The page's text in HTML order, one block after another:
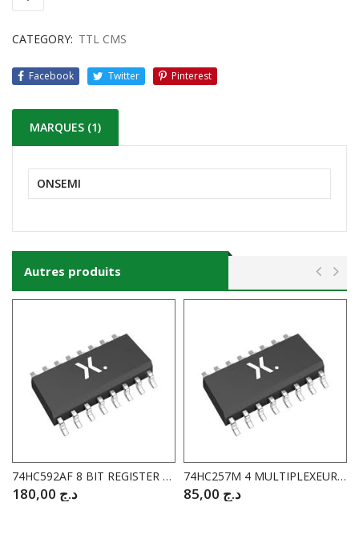
CATEGORY: TTL CMS
Facebook Twitter Pinterest
MARQUES (1)
ONSEMI
Autres produits
74HC592AF 8 BIT REGISTER BINARY COUNTER CMS
د.ج
74HC257M 4 MULTIPLEXEURS CMS
د.ج